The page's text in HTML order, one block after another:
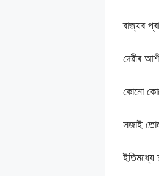
ৰাজ্যৰ
দেৱীৰ
কোনো
সজাই
ইতিমধ্যে